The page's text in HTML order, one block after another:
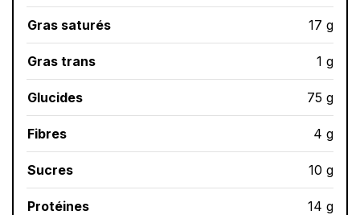
Gras saturés 17 g
Gras trans 1 g
Glucides 75 g
Fibres 4 g
Sucres 10 g
Protéines 14 g